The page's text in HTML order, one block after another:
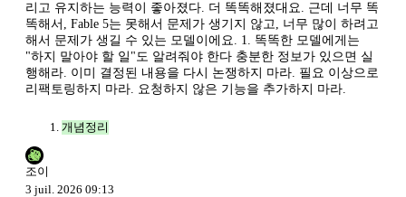
리고 유지하는 능력이 좋아졌다. 더 똑똑해졌대요. 근데 너무 똑
똑해서, Fable 5는 못해서 문제가 생기지 않고, 너무 많이 하려고
해서 문제가 생길 수 있는 모델이에요. 1. 똑똑한 모델에게는
"하지 말아야 할 일"도 알려줘야 한다 충분한 정보가 있으면 실
행해라. 이미 결정된 내용을 다시 논쟁하지 마라. 필요 이상으로
리팩토링하지 마라. 요청하지 않은 기능을 추가하지 마라.
개념정리
조이
3 juil. 2026 09:13